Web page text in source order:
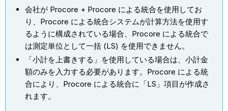
会社が Procore + Procore による統合を使用してお
り、Procore による統合システムが計算方法を使用す
るように構成されている場合、Procore による統合で
は測定単位として一括 (LS) を使用できません。
「小計を上書きする」を使用している場合は、小計金
額のみを入力する必要があります。Procore による統
合により、Procore による統合に「LS」項目が作成さ
れます。